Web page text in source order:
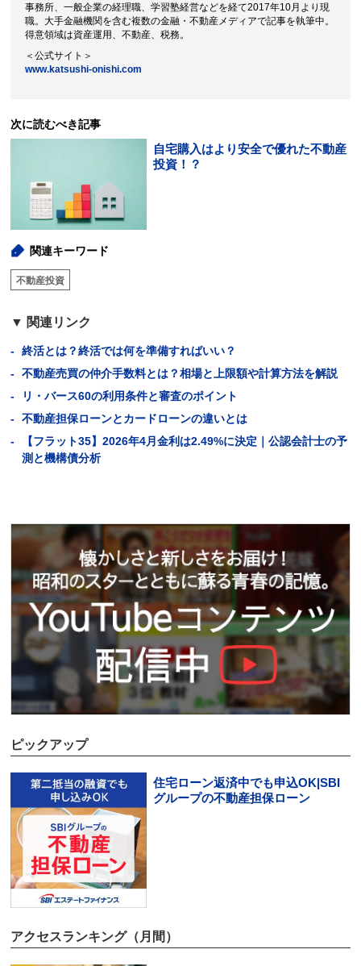
事務所、一般企業の経理職、学習塾経営などを経て2017年10月より現
職。大手金融機関を含む複数の金融・不動産メディアで記事を執筆中。
得意領域は資産運用、不動産、税務。
＜公式サイト＞
www.katsushi-onishi.com
次に読むべき記事
自宅購入はより安全で優れた不動産
投資 ！？
関連キーワード
不動産投資
関連リンク
終活とは？終活では何を準備すればいい？
不動産売買の仲介手数料とは？相場と上限額や計算方法を解説
リ・バース60の利用条件と審査のポイント
不動産担保ローンとカードローンの違いとは
【フラット35】2026年4月金利は2.49%に決定｜公認会計士の予
測と機構債分析
ピックアップ
住宅ローン返済中でも申込OK|SBI
グループの不動産担保ローン
アクセスランキング（月間）